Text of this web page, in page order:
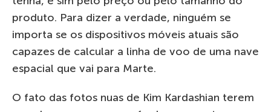
produto. Para dizer a verdade, ninguém se
importa se os dispositivos móveis atuais são
capazes de calcular a linha de voo de uma nave
espacial que vai para Marte.
O fato das fotos nuas de Kim Kardashian terem